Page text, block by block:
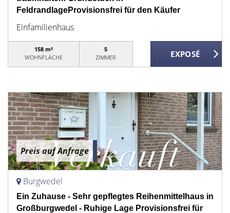
FeldrandlageProvisionsfrei für den Käufer
Einfamilienhaus
158 m²
WOHNFLÄCHE
5
ZIMMER
Preis auf Anfrage
Burgwedel
Ein Zuhause - Sehr gepflegtes Reihenmittelhaus in
Großburgwedel - Ruhige Lage Provisionsfrei für